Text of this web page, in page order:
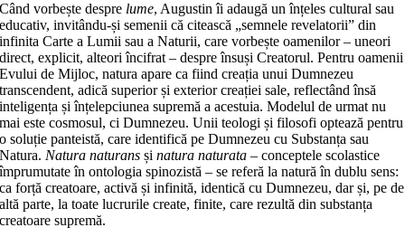
Când vorbește despre lume, Augustin îi adaugă un înțeles cultural sau
educativ, invitându-și semenii că citească „semnele revelatorii” din
infinita Carte a Lumii sau a Naturii, care vorbește oamenilor – uneori
direct, explicit, alteori încifrat – despre însuși Creatorul. Pentru oamenii
Evului de Mijloc, natura apare ca fiind creația unui Dumnezeu
transcendent, adică superior și exterior creației sale, reflectând însă
inteligența și înțelepciunea supremă a acestuia. Modelul de urmat nu
mai este cosmosul, ci Dumnezeu. Unii teologi și filosofi optează pentru
o soluție panteistă, care identifică pe Dumnezeu cu Substanța sau
Natura.Natura naturans șinatura naturata – conceptele scolastice
împrumutate în ontologia spinozistă – se referă la natură în dublu sens:
ca forță creatoare, activă și infinită, identică cu Dumnezeu, dar și, pe de
altă parte, la toate lucrurile create, finite, care rezultă din substanța
creatoare supremă.